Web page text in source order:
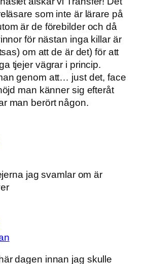
som inte är lärare på
är de förebilder och då
för nästan inga killar är
om att de är det) för att
tjejer vägrar i princip.
genom att… just det, face
man känner sig efteråt
man berört någon.
jag svamlar om är
dagen innan jag skulle